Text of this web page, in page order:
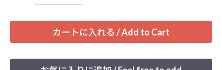
カートに入れる / Add to Cart